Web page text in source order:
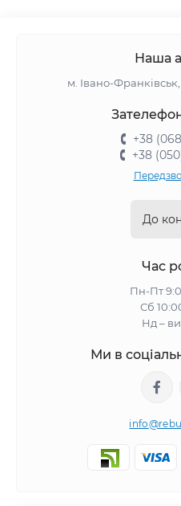
Наша
м. Івано-
+38
+38
До
Час
Пн-Пт
Сб
Нд –
Ми в